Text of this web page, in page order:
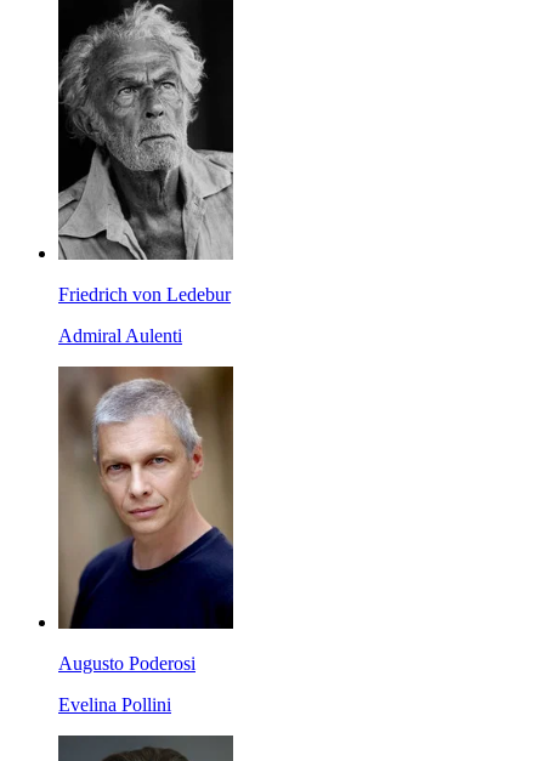
Friedrich von Ledebur
Admiral Aulenti
Augusto Poderosi
Evelina Pollini